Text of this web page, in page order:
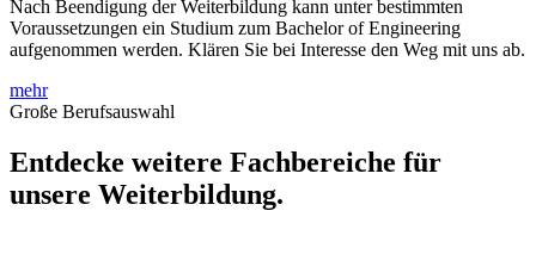
Nach Beendigung der Weiterbildung kann unter bestimmten
Voraussetzungen ein Studium zum Bachelor of Engineering
aufgenommen werden. Klären Sie bei Interesse den Weg mit uns ab.
mehr
Große Berufsauswahl
Entdecke weitere Fachbereiche für
unsere Weiterbildung.